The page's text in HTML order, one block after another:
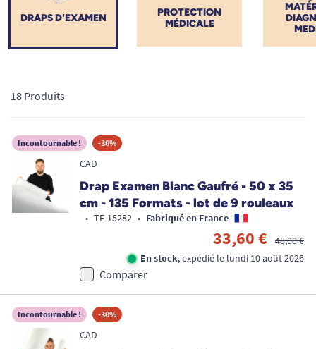
PROTECTION
MÉDICALE
DRAPS D'EXAMEN
18 Produits
Incontournable ! -30%
CAD
Drap Examen Blanc Gaufré - 50 x 35
cm - 135 Formats - lot de 9 rouleaux
• TE-15282 • Fabriqué en France
33,60 €
48,00 €
En stock, expédié le lundi 10 août 2026
Comparer
Incontournable ! -30%
CAD